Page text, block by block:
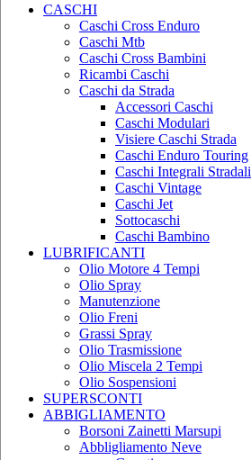
CASCHI
Caschi Cross Enduro
Caschi Mtb
Caschi Cross Bambini
Ricambi Caschi
Caschi da Strada
Accessori Caschi
Caschi Modulari
Visiere Caschi Strada
Caschi Enduro Touring
Caschi Integrali Stradali
Caschi Vintage
Caschi Jet
Sottocaschi
Caschi Bambino
LUBRIFICANTI
Olio Motore 4 Tempi
Olio Spray
Manutenzione
Olio Freni
Grassi Spray
Olio Trasmissione
Olio Miscela 2 Tempi
Olio Sospensioni
SUPERSCONTI
ABBIGLIAMENTO
Borsoni Zainetti Marsupi
Abbligliamento Neve